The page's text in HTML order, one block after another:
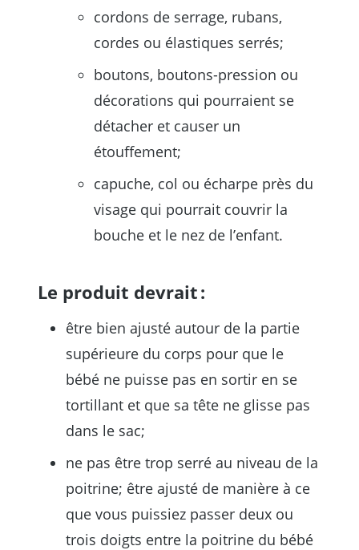
cordons de serrage, rubans,
cordes ou élastiques serrés;
boutons, boutons-pression ou
décorations qui pourraient se
détacher et causer un
étouffement;
capuche, col ou écharpe près du
visage qui pourrait couvrir la
bouche et le nez de l’enfant.
Le produit devrait :
être bien ajusté autour de la partie
supérieure du corps pour que le
bébé ne puisse pas en sortir en se
tortillant et que sa tête ne glisse pas
dans le sac;
ne pas être trop serré au niveau de la
poitrine; être ajusté de manière à ce
que vous puissiez passer deux ou
trois doigts entre la poitrine du bébé